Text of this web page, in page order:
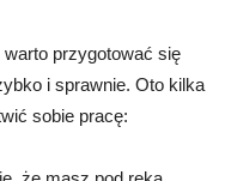
przygotować się
i sprawnie. Oto kilka
sobie pracę: